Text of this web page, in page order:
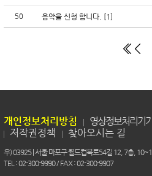
50 음악을 신청 합니다. [1]
개인정보처리방침 영상정보처리기
저작권정책
찾아오시는 길
우) 03925 | 서울 마포구 월드컵북로54길 12, 7층,
TEL : 02-300-9990 / FAX : 02-300-9907